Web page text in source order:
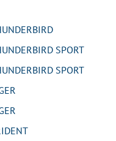
SPORT
SPORT